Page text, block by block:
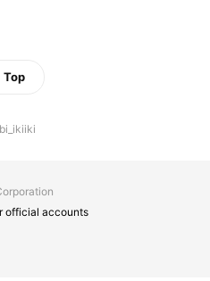
Top
official accounts